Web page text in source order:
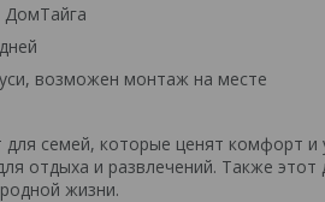
возможен монтаж на месте
для семей, которые ценят комфорт
отдыха и развлечений. Также
жизни.